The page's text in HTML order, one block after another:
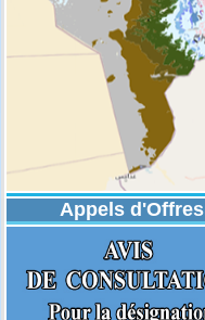
Appels d'Offres